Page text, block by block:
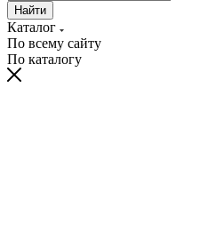
Найти
Каталог
По всему сайту
По каталогу